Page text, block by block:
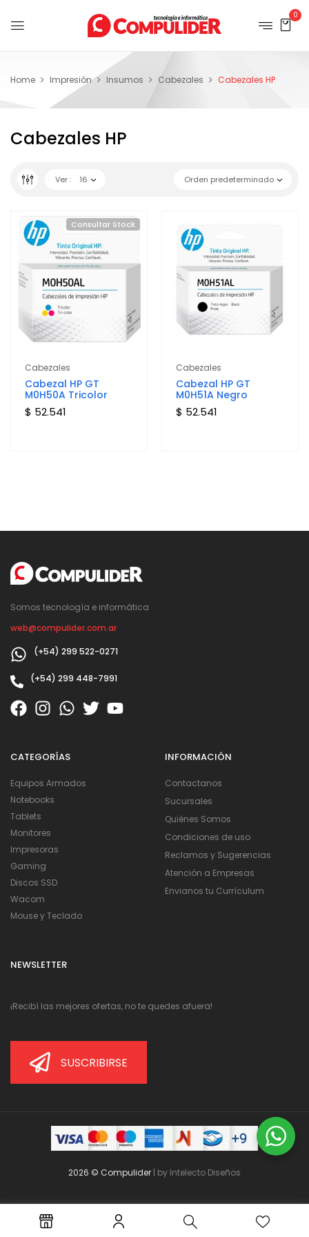
0
Home Impresión Insumos Cabezales Cabezales HP
Cabezales HP
Orden predeterminado
Ver : 16
Consultar Stock
Cabezales
Cabezal HP GT
M0H50A Tricolor
$ 52.541
Cabezales
Cabezal HP GT
M0H51A Negro
$ 52.541
Somos tecnología e informática
web@compulider.com.ar
(+54) 299 522-0271
(+54) 299 448-7991
CATEGORÍAS
Equipos Armados
Notebooks
Tablets
Monitores
Impresoras
Gaming
Discos SSD
Wacom
Mouse y Teclado
INFORMACIÓN
Contactanos
Sucursales
Quiénes Somos
Condiciones de uso
Reclamos y Sugerencias
Atención a Empresas
Envianos tu Currículum
NEWSLETTER
¡Recibí las mejores ofertas, no te quedes afuera!
SUSCRIBIRSE
2026 © Compulider | by Intelecto Diseños